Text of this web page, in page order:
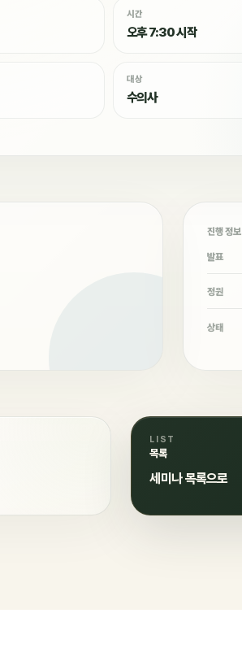
시간
오후 7:30 시작
대상
수의사
진행 정보
발표
정원
상태
LIST
목록
세미나 목록으로